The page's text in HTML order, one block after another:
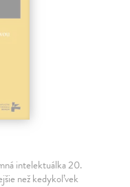
intelektuálka 20.
než kedykoľvek